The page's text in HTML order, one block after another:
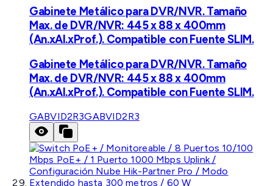
Gabinete Metálico para DVR/NVR. Tamaño
Max. de DVR/NVR: 445 x 88 x 400mm
(An.xAl.xProf.). Compatible con Fuente SLIM.
Gabinete Metálico para DVR/NVR. Tamaño
Max. de DVR/NVR: 445 x 88 x 400mm
(An.xAl.xProf.). Compatible con Fuente SLIM.
GABVID2R3GABVID2R3